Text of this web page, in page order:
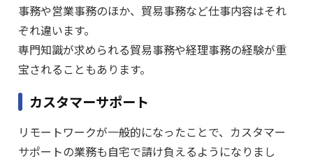
事務や営業事務のほか、貿易事務など仕事内容はそれ
ぞれ違います。
専門知識が求められる貿易事務や経理事務の経験が重
宝されることもあります。
カスタマーサポート
リモートワークが一般的になったことで、カスタマー
サポートの業務も自宅で請け負えるようになりまし